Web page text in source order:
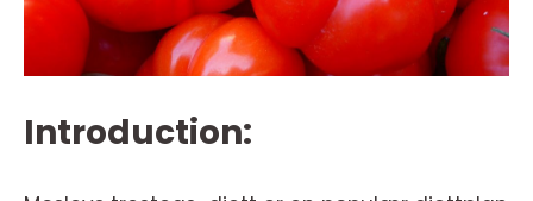
Introduction: